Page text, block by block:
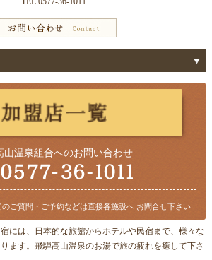
山温泉組合へのお問い合わせ
ご質問・ご予約などは直接各施設へ お問合せ下さい
には、日本的な旅館からホテルや民宿まで、様々な
ます。飛騨高山温泉のお湯で旅の疲れを癒して下さ